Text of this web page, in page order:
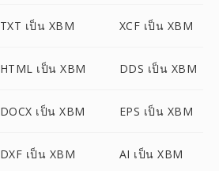
TXT เป็น XBM XCF เป็น XBM
HTML เป็น XBM DDS เป็น XBM
DOCX เป็น XBM EPS เป็น XBM
DXF เป็น XBM AI เป็น XBM